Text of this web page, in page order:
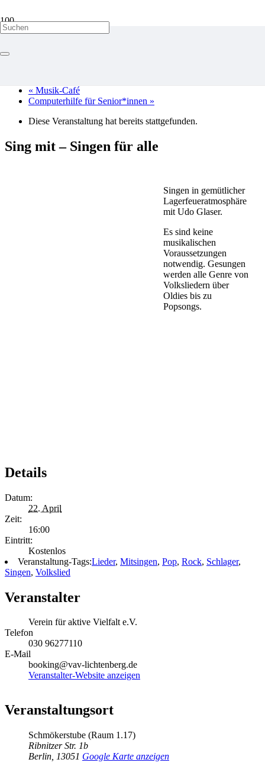
« Musik-Café
Computerhilfe für Senior*innen »
Diese Veranstaltung hat bereits stattgefunden.
Sing mit – Singen für alle
Singen in gemütlicher
Lagerfeueratmosphäre
mit Udo Glaser.
Es sind keine
musikalischen
Voraussetzungen
notwendig. Gesungen
werden alle Genre von
Volksliedern über
Oldies bis zu
Popsongs.
Details
Datum:
22. April
Zeit:
16:00
Eintritt:
Kostenlos
Veranstaltung-Tags:Lieder, Mitsingen, Pop, Rock, Schlager,
Singen, Volkslied
Veranstalter
Verein für aktive Vielfalt e.V.
Telefon
030 96277110
E-Mail
booking@vav-lichtenberg.de
Veranstalter-Website anzeigen
Veranstaltungsort
Schmökerstube (Raum 1.17)
Ribnitzer Str. 1b
Berlin 13051 Google Karte anzeigen